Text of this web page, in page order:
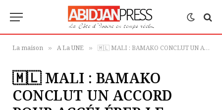
La maison » A La UNE » 🇲🇱 MALI : BAMAKO CONCLUT UN ACCORD POUR ACCÉLÉRER LE TRANSPORT DU CARBURAN
🇲🇱 MALI : BAMAKO
CONCLUT UN ACCORD